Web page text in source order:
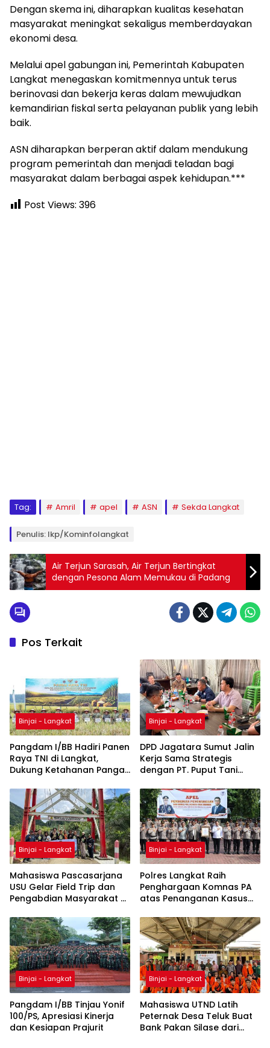
Dengan skema ini, diharapkan kualitas kesehatan
masyarakat meningkat sekaligus memberdayakan
ekonomi desa.
Melalui apel gabungan ini, Pemerintah Kabupaten
Langkat menegaskan komitmennya untuk terus
berinovasi dan bekerja keras dalam mewujudkan
kemandirian fiskal serta pelayanan publik yang lebih
baik.
ASN diharapkan berperan aktif dalam mendukung
program pemerintah dan menjadi teladan bagi
masyarakat dalam berbagai aspek kehidupan.***
Post Views: 396
Tag: Amril apel ASN Sekda Langkat
Penulis: Ikp/kominfolangkat
Air Terjun Sarasah, Air Terjun Bertingkat
dengan Pesona Alam Memukau di Padang
Pos Terkait
Binjai - Langkat
Pangdam I/BB Hadiri Panen
Raya TNI di Langkat,
Dukung Ketahanan Pangan
Binjai - Langkat
DPD Jagatara Sumut Jalin
Kerja Sama Strategis
dengan PT. Puput Tani
Kedaulatan Pangan
Nasional
Binjai - Langkat
Mahasiswa Pascasarjana
USU Gelar Field Trip dan
Pengabdian Masyarakat di
Dorong Penguatan
Ekowisata Berbasis Data
Spasial
Binjai - Langkat
Polres Langkat Raih
Penghargaan Komnas PA
atas Penanganan Kasus
Binjai - Langkat
Pangdam I/BB Tinjau Yonif
100/PS, Apresiasi Kinerja
dan Kesiapan Prajurit
Binjai - Langkat
Mahasiswa UTND Latih
Peternak Desa Teluk Buat
Bank Pakan Silase dari